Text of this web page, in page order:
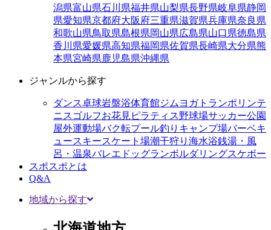
潟県富山県石川県福井県山梨県長野県岐阜県静岡
県愛知県京都府大阪府三重県滋賀県兵庫県奈良県
和歌山県鳥取県島根県岡山県広島県山口県徳島県
香川県愛媛県高知県福岡県佐賀県長崎県大分県熊
本県宮崎県鹿児島県沖縄県
ジャンルから探す
ダンス卓球岩盤浴体育館ジム ヨガトランポリンテ
ニス ゴルフお花見 ピラティス野球場サッカー公園
屋外運動場バク転プール釣り キャンプ場バーベキ
ュースキースケート場潮干狩り 海水浴銭湯・風
呂・温泉バレエ ドッグランボルダリングスケボー
スポスポとは
Q&A
地域から探す